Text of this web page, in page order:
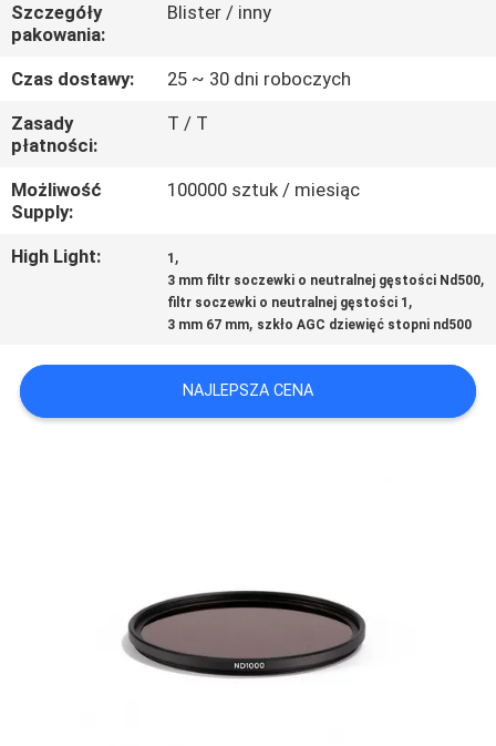
SKONTAKTUJ
SIĘ
Z
NAMI
POPROSIĆ
O
SITEMAP
Szczegóły
pakowania:
Blister / inny
Czas dostawy:
25 ~ 30 dni roboczych
Zasady
płatności:
T / T
Możliwość
Supply:
100000 sztuk / miesiąc
High Light: 1 ,
3 mm filtr soczewki o neutralnej gęstości Nd500,
filtr soczewki o neutralnej gęstości 1 ,
3 mm 67 mm, szkło AGC dziewięć stopni nd500
NAJLEPSZA CENA